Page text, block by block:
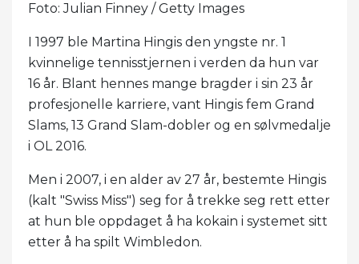
Foto: Julian Finney / Getty Images
I 1997 ble Martina Hingis den yngste nr. 1
kvinnelige tennisstjernen i verden da hun var
16 år. Blant hennes mange bragder i sin 23 år
profesjonelle karriere, vant Hingis fem Grand
Slams, 13 Grand Slam-dobler og en sølvmedalje
i OL 2016.
Men i 2007, i en alder av 27 år, bestemte Hingis
(kalt "Swiss Miss") seg for å trekke seg rett etter
at hun ble oppdaget å ha kokain i systemet sitt
etter å ha spilt Wimbledon.